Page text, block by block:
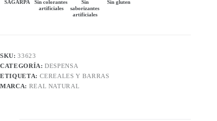
SAGARPA
Sin colorantes
artificiales
Sin
saborizantes
artificiales
Sin gluten
SKU:33623
CATEGORÍA:DESPENSA
ETIQUETA: CEREALES Y BARRAS
MARCA: REAL NATURAL